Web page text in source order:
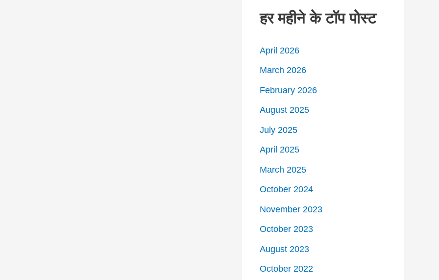
हर महीने के टॉप पोस्ट
April 2026
March 2026
February 2026
August 2025
July 2025
April 2025
March 2025
October 2024
November 2023
October 2023
August 2023
October 2022